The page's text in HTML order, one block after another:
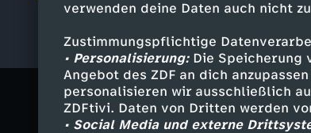
verwenden deine Daten auch nicht
Zustimmungspflichtige
• Personalisierung:Die Speicherung
Angebot des ZDF an dich
personalisieren wir ausschließlich
ZDFtivi. Daten von Dritten werden
• Social Media und externe
Ähnliche Inhalte
Nachrichten Magazin
Deutsche